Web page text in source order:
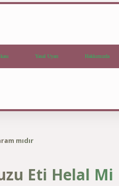
Yasal Uyarı Hakkımızda
mıdır
Eti Helal Mi